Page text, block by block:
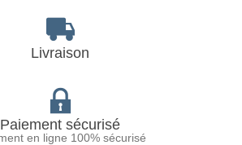
Livraison
Paiement sécurisé
en ligne 100% sécurisé